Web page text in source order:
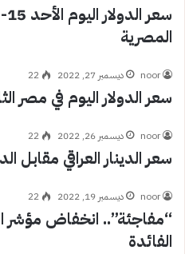
المصرية
noor ديسمبر 27, 2022 22
سعر الدولار اليوم في مصر الثلاثاء 27-
noor ديسمبر 26, 2022 22
سعر الدينار العراقي مقابل
noor ديسمبر 19, 2022 22
“مفاجئة”.. انخفاض مؤشر
الفائدة